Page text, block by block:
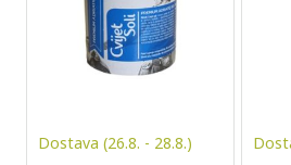
Dostava (26.8. - 28.8.)